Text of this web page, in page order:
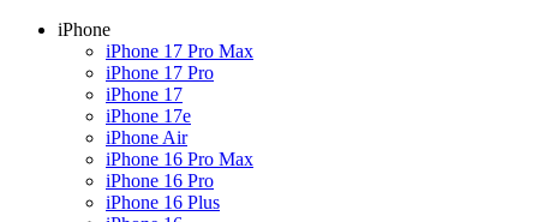
iPhone
iPhone 17 Pro Max
iPhone 17 Pro
iPhone 17
iPhone 17e
iPhone Air
iPhone 16 Pro Max
iPhone 16 Pro
iPhone 16 Plus